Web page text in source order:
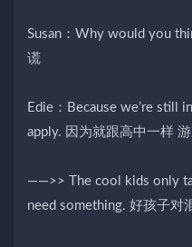
Susan：Why would you
谎
Edie：Because we’re still
apply. 因为就跟高中一样
——>> The cool kids only
need something. 好孩子对